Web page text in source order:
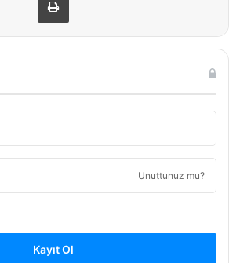
Unuttunuz mu?
Kayıt Ol